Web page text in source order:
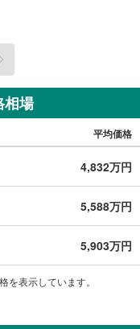
相場
平均価格
4,832万円
5,588万円
5,903万円
を表示しています。